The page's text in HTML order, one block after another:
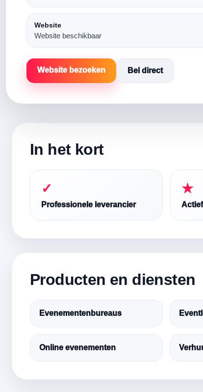
Website
Website beschikbaar
Website bezoeken Bel direct
In het kort
✓
Professionele leverancier
★
Producten en diensten
Evenementenbureaus
Online evenementen